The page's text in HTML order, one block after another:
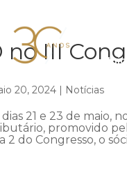
no III
20, 2024 | Notícias
21 e 23 de maio,
promovido
2 do Congresso, o